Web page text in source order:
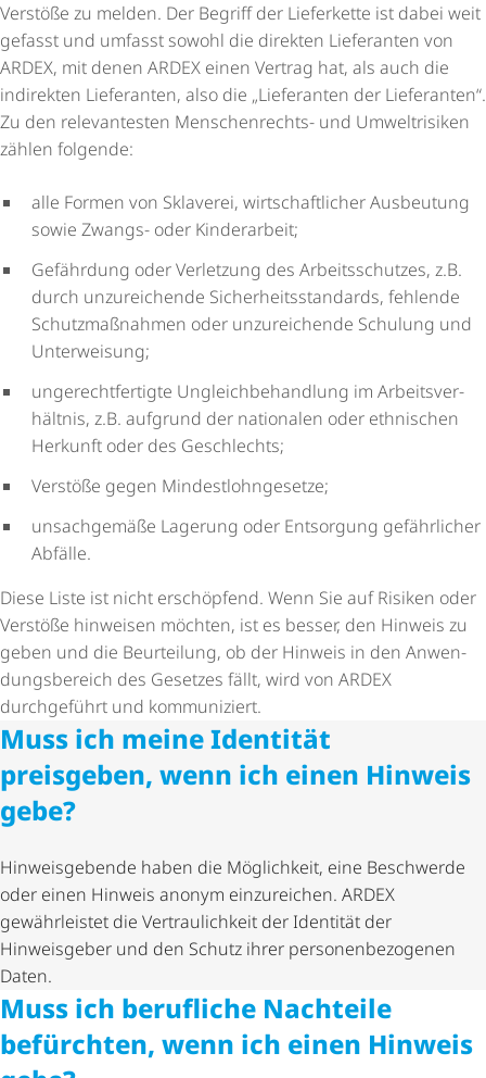
Verstöße zu melden. Der Begriff der Lieferkette ist dabei weit
gefasst und umfasst sowohl die direkten Lieferanten von
ARDEX, mit denen ARDEX einen Vertrag hat, als auch die
indirekten Lieferanten, also die „Lieferanten der Lieferanten“.
Zu den relevantesten Menschenrechts- und Umweltrisiken
zählen folgende:
alle Formen von Sklaverei, wirt­schaft­li­cher Ausbeutung
sowie Zwangs- oder Kinderarbeit;
Gefährdung oder Verletzung des Arbeits­schutzes, z.B.
durch unzureichende Sicher­heits­stan­dards, fehlende
Schutz­maß­nahmen oder unzureichende Schulung und
Unterweisung;
unge­recht­fer­tigte Ungleich­be­hand­lung im Arbeits­ver­
hältnis, z.B. aufgrund der nationalen oder ethnischen
Herkunft oder des Geschlechts;
Verstöße gegen Mindest­lohn­ge­setze;
unsachgemäße Lagerung oder Entsorgung gefährlicher
Abfälle.
Diese Liste ist nicht erschöpfend. Wenn Sie auf Risiken oder
Verstöße hinweisen möchten, ist es besser, den Hinweis zu
geben und die Beurteilung, ob der Hinweis in den Anwen­
dungs­be­reich des Gesetzes fällt, wird von ARDEX
durchgeführt und kommuniziert.
Muss ich meine Identität
preisgeben, wenn ich einen Hinweis
gebe?
Hinweisgebende haben die Möglichkeit, eine Beschwerde
oder einen Hinweis anonym einzureichen. ARDEX
gewährleistet die Vertrau­lich­keit der Identität der
Hinweisgeber und den Schutz ihrer perso­nen­be­zo­genen
Daten.
Muss ich berufliche Nachteile
befürchten, wenn ich einen Hinweis